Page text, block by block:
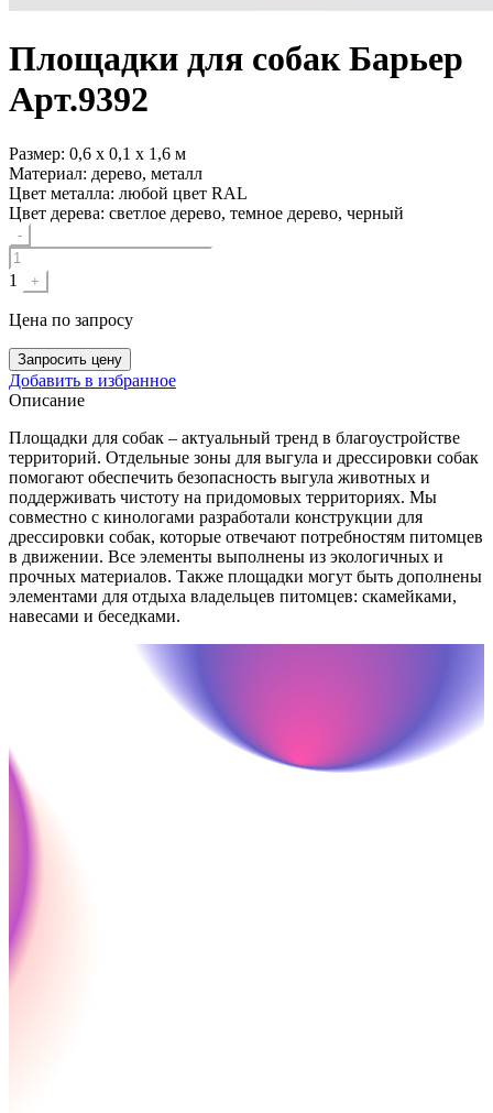
Площадки для собак Барьер
Арт.9392
Размер: 0,6 х 0,1 х 1,6 м
Материал: дерево, металл
Цвет металла: любой цвет RAL
Цвет дерева: светлое дерево, темное дерево, черный
Quantity
-
1 +
Цена по запросу
Запросить цену
Добавить в избранное
Описание
Площадки для собак – актуальный тренд в благоустройстве
территорий. Отдельные зоны для выгула и дрессировки собак
помогают обеспечить безопасность выгула животных и
поддерживать чистоту на придомовых территориях. Мы
совместно с кинологами разработали конструкции для
дрессировки собак, которые отвечают потребностям питомцев
в движении. Все элементы выполнены из экологичных и
прочных материалов. Также площадки могут быть дополнены
элементами для отдыха владельцев питомцев: скамейками,
навесами и беседками.